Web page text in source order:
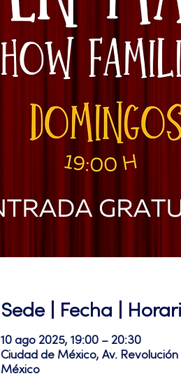
Sede | Fecha |
10 ago 2025, 19:00 – 20:30
Ciudad de México, Av.
México